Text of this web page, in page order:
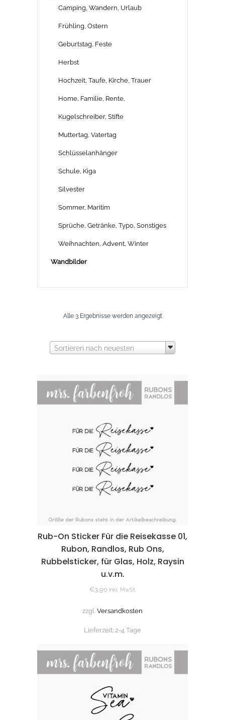
Camping, Wandern, Urlaub
Frühling, Ostern
Geburtstag, Feste
Herbst
Hochzeit, Taufe, Kirche, Trauer
Home, Familie, Rente,
Kugelschreiber, Stifte
Muttertag, Vatertag
Schlüsselanhänger
Schule, Kiga
Silvester
Sommer, Maritim
Sprüche, Getränke, Typo, Sonstiges
Weihnachten, Advent, Winter
Wandbilder
Alle 3 Ergebnisse werden angezeigtNach
sortiert
Sortieren nach neuesten
Rub-On Sticker Für die Reisekasse 01,
Rubon, Randlos, Rub Ons,
Rubbelsticker, für Glas, Holz, Raysin
u.v.m.
€3,90 inkl. MwSt.
zzgl. Versandkosten
Lieferzeit: 2-4 Tage